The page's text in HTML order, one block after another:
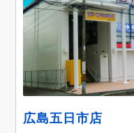
広島五日市店